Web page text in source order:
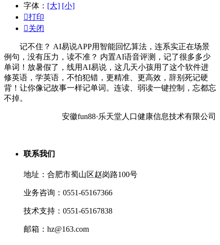
字体： [大] [小]
打印
关闭
记不住？ AI易说APP用智能回忆算法，连系实正在场景
例句，没有压力，读不准？ 内置AI语音评测，记了很多多少
单词！放暑假了，线用AI易说，这几天小孩用了这个软件进
修英语，学英语，不怕犯错，更精准、更高效，辞别死记硬
背！让你像记故事一样记单词。连读、弱读一键控制，忘都忘
不掉。
安徽fun88·乐天堂人口健康信息技术有限公司
联系我们
地址：合肥市蜀山区赵岗路100号
业务咨询：0551-65167366
技术支持：0551-65167838
邮箱：hz@163.com